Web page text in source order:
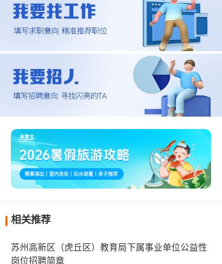
相关推荐
苏州高新区（虎丘区）教育局下属事业单位公益性
岗位招聘简章